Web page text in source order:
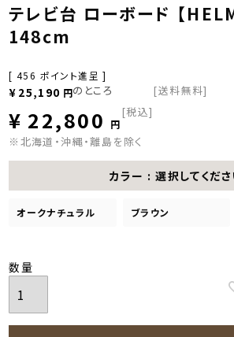
テレビ台 ローボード 【
148cm
[ 456 ポイント進呈 ]
¥ 25,190 のところ
¥ 22,800 税込
[送料無料]
※北海道・沖縄・離島を除く
カラー 選択してくだ
オークナチュラル ブラウン